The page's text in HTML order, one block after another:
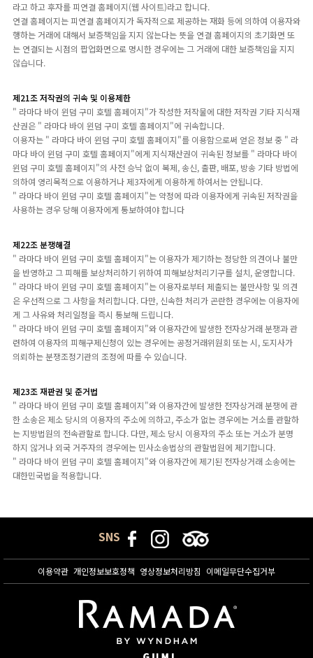
라고 하고 후자를 피연결 홈페이지(웹 사이트)라고 합니다.
연결 홈페이지는 피연결 홈페이지가 독자적으로 제공하는 재화 등에 의하여 이용자와
행하는 거래에 대해서 보증책임을 지지 않는다는 뜻을 연결 홈페이지의 초기화면 또
는 연결되는 시점의 팝업화면으로 명시한 경우에는 그 거래에 대한 보증책임을 지지
않습니다.
제21조 저작권의 귀속 및 이용제한
" 라마다 바이 윈덤 구미 호텔 홈페이지"가 작성한 저작물에 대한 저작권 기타 지식재
산권은 " 라마다 바이 윈덤 구미 호텔 홈페이지"에 귀속합니다.
이용자는 " 라마다 바이 윈덤 구미 호텔 홈페이지"를 이용함으로써 얻은 정보 중 " 라
마다 바이 윈덤 구미 호텔 홈페이지"에게 지식재산권이 귀속된 정보를 " 라마다 바이
윈덤 구미 호텔 홈페이지"의 사전 승낙 없이 복제, 송신, 출판, 배포, 방송 기타 방법에
의하여 영리목적으로 이용하거나 제3자에게 이용하게 하여서는 안됩니다.
" 라마다 바이 윈덤 구미 호텔 홈페이지"는 약정에 따라 이용자에게 귀속된 저작권을
사용하는 경우 당해 이용자에게 통보하여야 합니다
제22조 분쟁해결
" 라마다 바이 윈덤 구미 호텔 홈페이지"는 이용자가 제기하는 정당한 의견이나 불만
을 반영하고 그 피해를 보상처리하기 위하여 피해보상처리기구를 설치, 운영합니다.
" 라마다 바이 윈덤 구미 호텔 홈페이지"는 이용자로부터 제출되는 불만사항 및 의견
은 우선적으로 그 사항을 처리합니다. 다만, 신속한 처리가 곤란한 경우에는 이용자에
게 그 사유와 처리일정을 즉시 통보해 드립니다.
" 라마다 바이 윈덤 구미 호텔 홈페이지"와 이용자간에 발생한 전자상거래 분쟁과 관
련하여 이용자의 피해구제신청이 있는 경우에는 공정거래위원회 또는 시, 도지사가
의뢰하는 분쟁조정기관의 조정에 따를 수 있습니다.
제23조 재판권 및 준거법
" 라마다 바이 윈덤 구미 호텔 홈페이지"와 이용자간에 발생한 전자상거래 분쟁에 관
한 소송은 제소 당시의 이용자의 주소에 의하고, 주소가 없는 경우에는 거소를 관할하
는 지방법원의 전속관할로 합니다. 다만, 제소 당시 이용자의 주소 또는 거소가 분명
하지 않거나 외국 거주자의 경우에는 민사소송법상의 관할법원에 제기합니다.
" 라마다 바이 윈덤 구미 호텔 홈페이지"와 이용자간에 제기된 전자상거래 소송에는
대한민국법을 적용합니다.
SNS
이용약관 개인정보보호정책 영상정보처리방침 이메일무단수집거부